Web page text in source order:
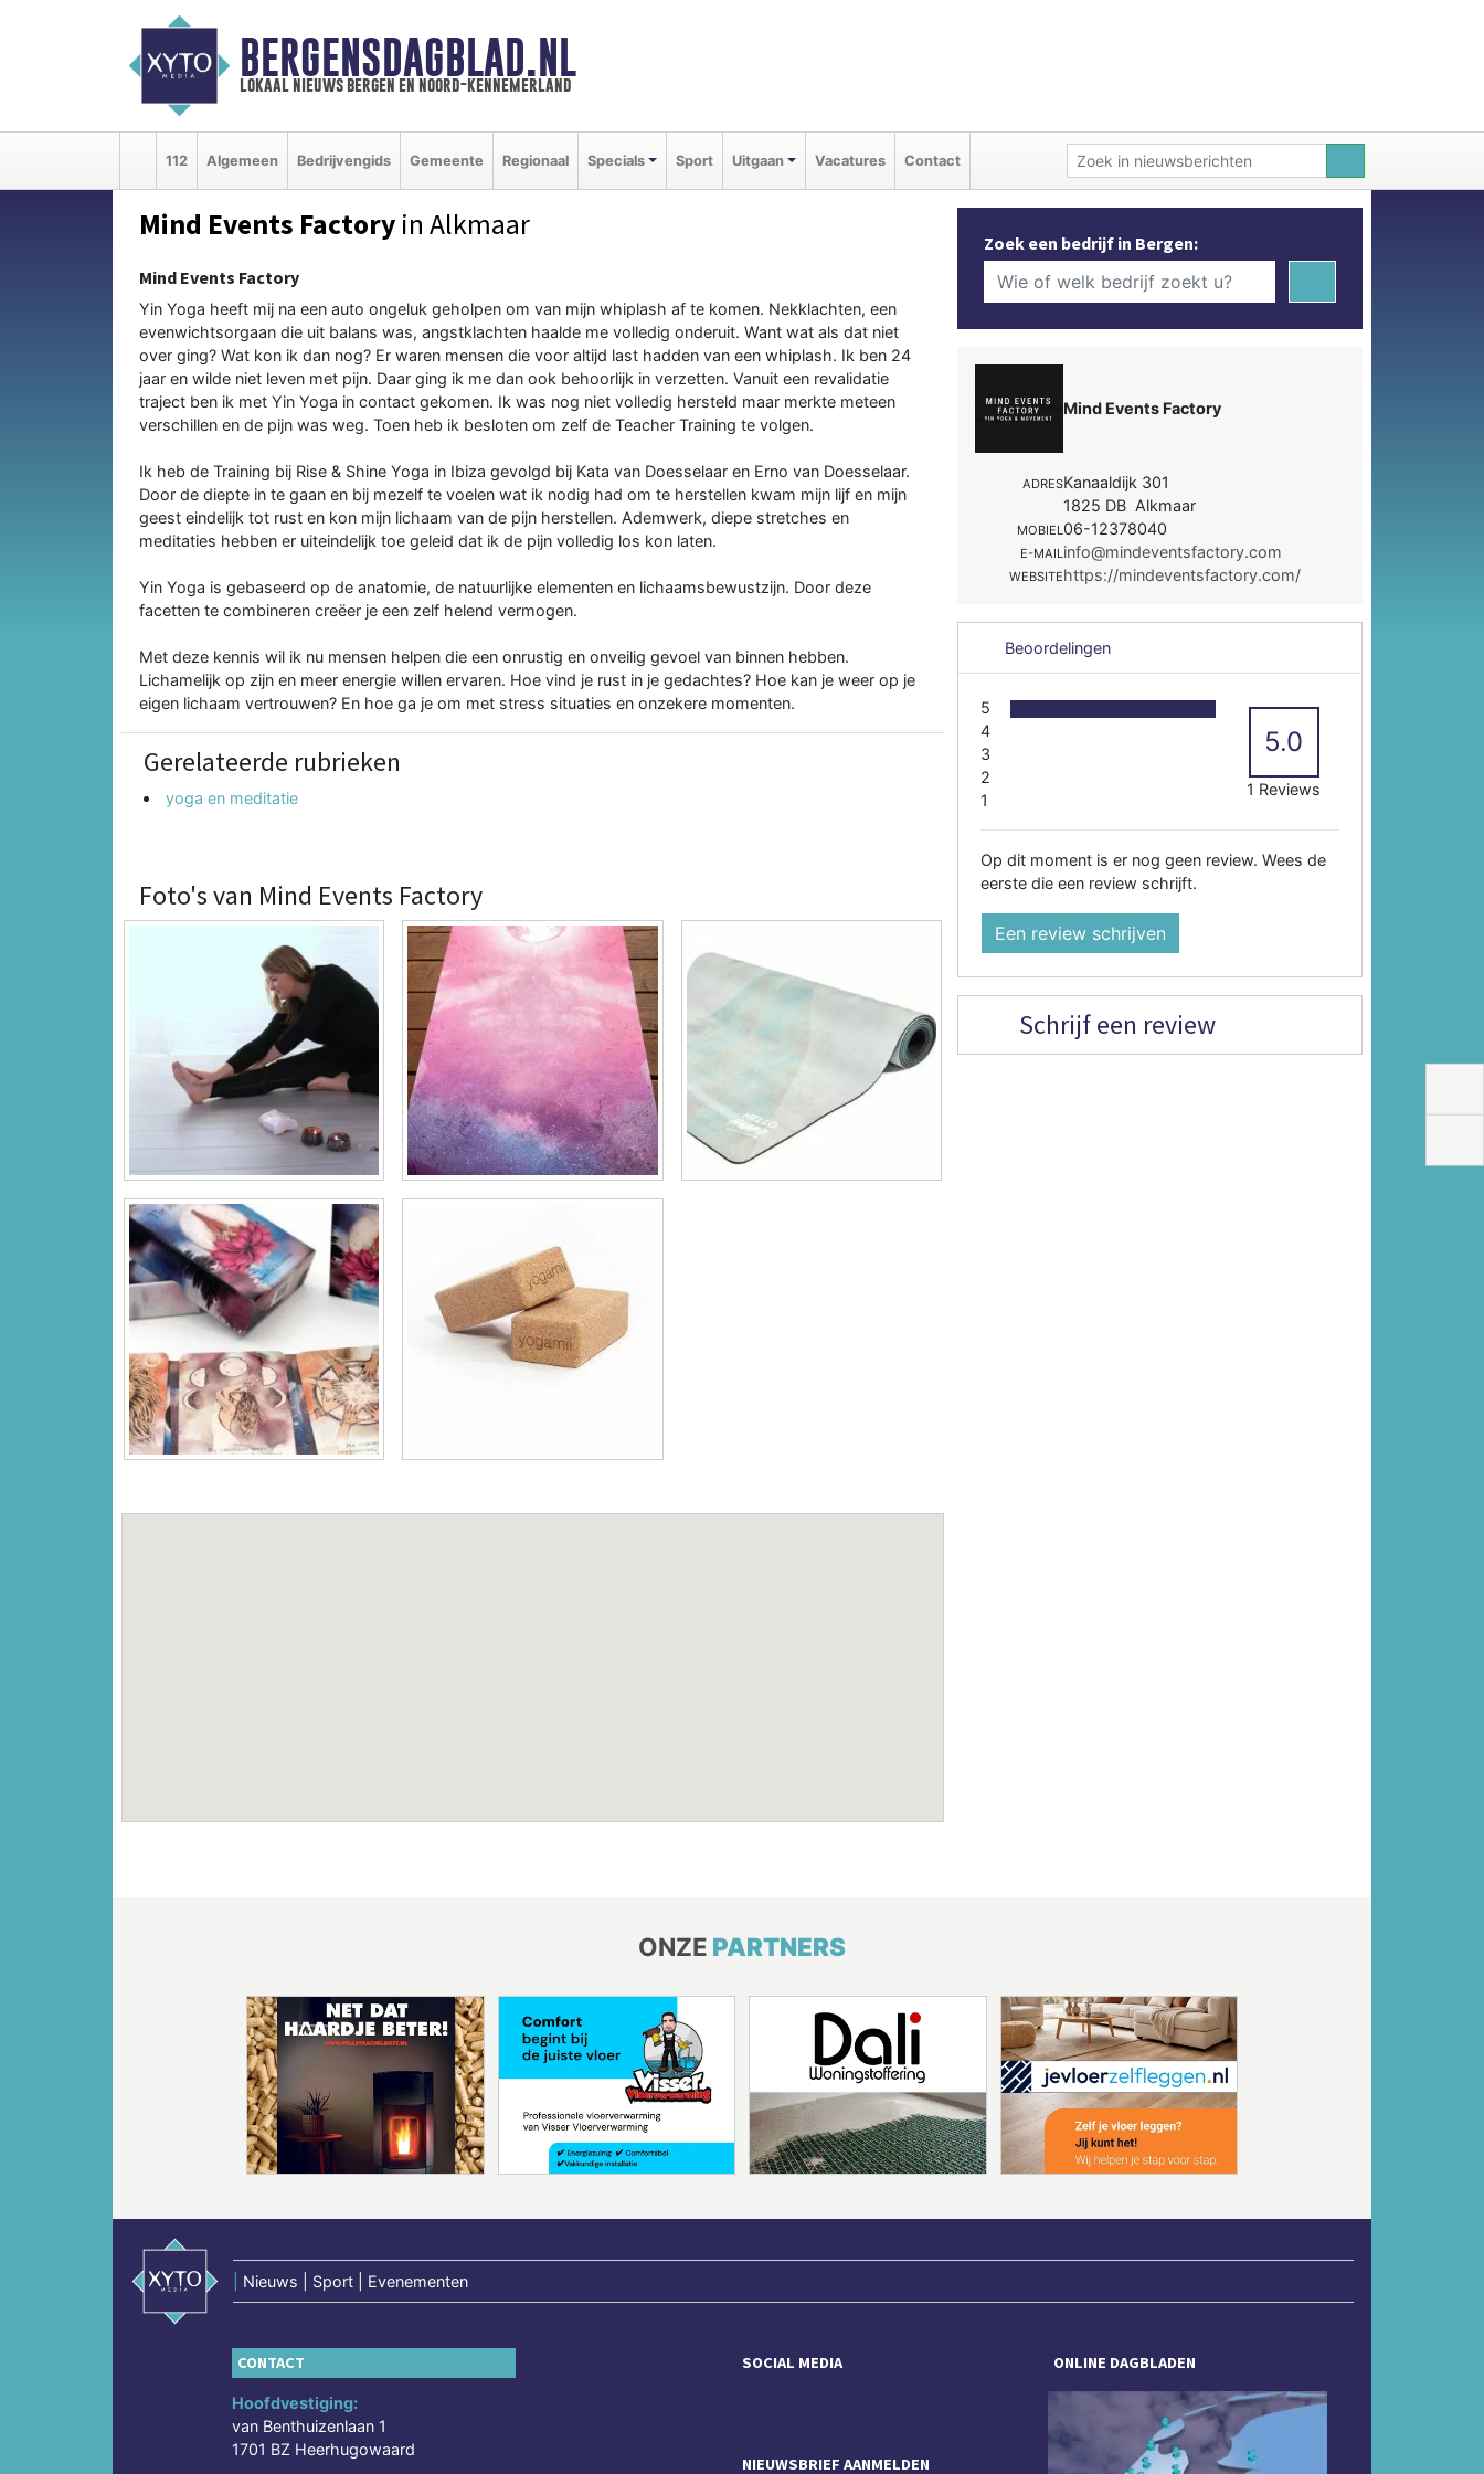
BERGENSDAGBLAD.NL
lokaal nieuws bergen en noord-kennemerland
112 Algemeen Bedrijvengids Gemeente Regionaal Specials Sport Uitgaan Vacatures Contact
Mind Events Factory in Alkmaar
Mind Events Factory
Yin Yoga heeft mij na een auto ongeluk geholpen om van mijn whiplash af te komen. Nekklachten, een
evenwichtsorgaan die uit balans was, angstklachten haalde me volledig onderuit. Want wat als dat niet
over ging? Wat kon ik dan nog? Er waren mensen die voor altijd last hadden van een whiplash. Ik ben 24
jaar en wilde niet leven met pijn. Daar ging ik me dan ook behoorlijk in verzetten. Vanuit een revalidatie
traject ben ik met Yin Yoga in contact gekomen. Ik was nog niet volledig hersteld maar merkte meteen
verschillen en de pijn was weg. Toen heb ik besloten om zelf de Teacher Training te volgen.
Ik heb de Training bij Rise & Shine Yoga in Ibiza gevolgd bij Kata van Doesselaar en Erno van Doesselaar.
Door de diepte in te gaan en bij mezelf te voelen wat ik nodig had om te herstellen kwam mijn lijf en mijn
geest eindelijk tot rust en kon mijn lichaam van de pijn herstellen. Ademwerk, diepe stretches en
meditaties hebben er uiteindelijk toe geleid dat ik de pijn volledig los kon laten.
Yin Yoga is gebaseerd op de anatomie, de natuurlijke elementen en lichaamsbewustzijn. Door deze
facetten te combineren creëer je een zelf helend vermogen.
Met deze kennis wil ik nu mensen helpen die een onrustig en onveilig gevoel van binnen hebben.
Lichamelijk op zijn en meer energie willen ervaren. Hoe vind je rust in je gedachtes? Hoe kan je weer op je
eigen lichaam vertrouwen? En hoe ga je om met stress situaties en onzekere momenten.
Gerelateerde rubrieken
yoga en meditatie
Foto's van Mind Events Factory
Zoek een bedrijf in Bergen:
Mind Events Factory
ADRESKanaaldijk 301
1825 DB Alkmaar
MOBIEL06-12378040
E-MAILinfo@mindeventsfactory.com
WEBSITEhttps://mindeventsfactory.com/
Beoordelingen
5
4
3
2
1
5.0
1 Reviews
Op dit moment is er nog geen review. Wees de
eerste die een review schrijft.
Een review schrijven
Schrijf een review
ONZE PARTNERS
Nieuws | Sport | Evenementen
CONTACT
Hoofdvestiging:
van Benthuizenlaan 1
1701 BZ Heerhugowaard
SOCIAL MEDIA
NIEUWSBRIEF AANMELDEN
ONLINE DAGBLADEN